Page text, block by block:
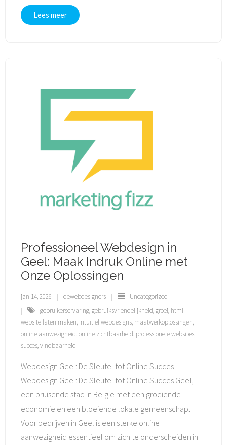
Lees meer
Professioneel Webdesign in
Geel: Maak Indruk Online met
Onze Oplossingen
jan 14, 2026 dewebdesigners
Uncategorized
gebruikerservaring,gebruiksvriendelijkheid,groei, html
website laten maken, intuïtief webdesigns, maatwerkoplossingen,
online aanwezigheid,online zichtbaarheid, professionele websites,
succes,vindbaarheid
Webdesign Geel: De Sleutel tot Online Succes
Webdesign Geel: De Sleutel tot Online Succes Geel,
een bruisende stad in België met een groeiende
economie en een bloeiende lokale gemeenschap.
Voor bedrijven in Geel is een sterke online
aanwezigheid essentieel om zich te onderscheiden in